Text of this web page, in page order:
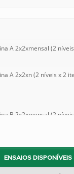
A 2x2xmensal (2
A 2x2xn (2 níveis x 2
B 2x2xmensal (2 níveis
ENSAIOS DISPONÍVEIS